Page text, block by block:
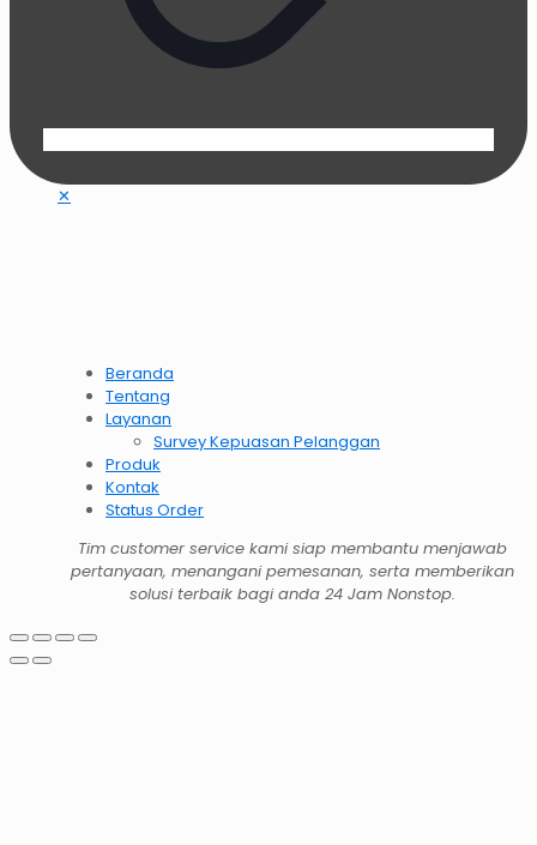
✕
Beranda
Tentang
Layanan
Survey Kepuasan Pelanggan
Produk
Kontak
Status Order
Tim customer service kami siap membantu menjawab
pertanyaan, menangani pemesanan, serta memberikan
solusi terbaik bagi anda 24 Jam Nonstop.